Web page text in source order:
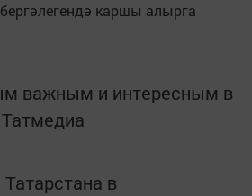
каршы алырга
важным и интересным в
Татмедиа
в